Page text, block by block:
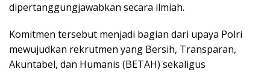
dipertanggungjawabkan secara ilmiah.
Komitmen tersebut menjadi bagian dari upaya Polri
mewujudkan rekrutmen yang Bersih, Transparan,
Akuntabel, dan Humanis (BETAH) sekaligus